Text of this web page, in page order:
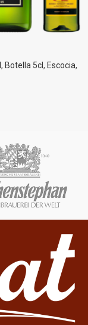
, Botella 5cl, Escocia,